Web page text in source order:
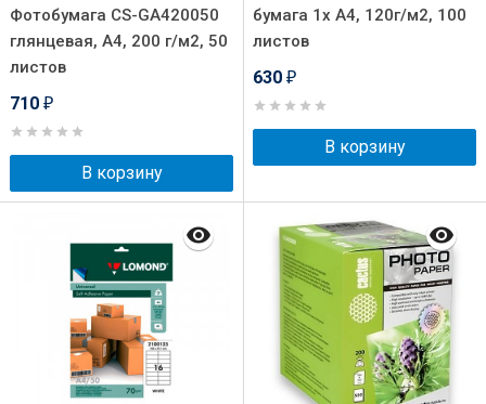
Фотобумага CS-GA420050
глянцевая, А4, 200 г/м2, 50
листов
710 ₽
В корзину
бумага 1х A4, 120г/м2, 100
листов
630 ₽
В корзину